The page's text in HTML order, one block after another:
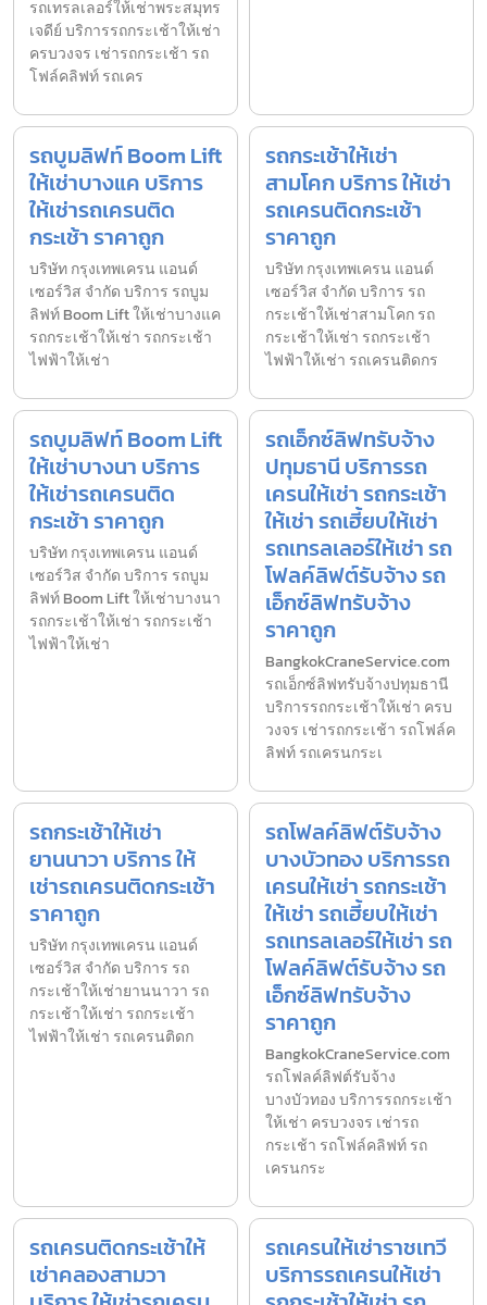
รถเทรลเลอร์ให้เช่าพระสมุทร
เจดีย์ บริการรถกระเช้าให้เช่า
ครบวงจร เช่ารถกระเช้า รถ
โฟล์คลิฟท์ รถเคร
รถบูมลิฟท์ Boom Lift
ให้เช่าบางแค บริการ
ให้เช่ารถเครนติด
กระเช้า ราคาถูก
บริษัท กรุงเทพเครน แอนด์
เซอร์วิส จำกัด บริการ รถบูม
ลิฟท์ Boom Lift ให้เช่าบางแค
รถกระเช้าให้เช่า รถกระเช้า
ไฟฟ้าให้เช่า
รถกระเช้าให้เช่า
สามโคก บริการ ให้เช่า
รถเครนติดกระเช้า
ราคาถูก
บริษัท กรุงเทพเครน แอนด์
เซอร์วิส จำกัด บริการ รถ
กระเช้าให้เช่าสามโคก รถ
กระเช้าให้เช่า รถกระเช้า
ไฟฟ้าให้เช่า รถเครนติดกร
รถบูมลิฟท์ Boom Lift
ให้เช่าบางนา บริการ
ให้เช่ารถเครนติด
กระเช้า ราคาถูก
บริษัท กรุงเทพเครน แอนด์
เซอร์วิส จำกัด บริการ รถบูม
ลิฟท์ Boom Lift ให้เช่าบางนา
รถกระเช้าให้เช่า รถกระเช้า
ไฟฟ้าให้เช่า
รถเอ็กซ์ลิฟทรับจ้าง
ปทุมธานี บริการรถ
เครนให้เช่า รถกระเช้า
ให้เช่า รถเฮี้ยบให้เช่า
รถเทรลเลอร์ให้เช่า รถ
โฟลค์ลิฟต์รับจ้าง รถ
เอ็กซ์ลิฟทรับจ้าง
ราคาถูก
BangkokCraneService.com
รถเอ็กซ์ลิฟทรับจ้างปทุมธานี
บริการรถกระเช้าให้เช่า ครบ
วงจร เช่ารถกระเช้า รถโฟล์ค
ลิฟท์ รถเครนกระเ
รถกระเช้าให้เช่า
ยานนาวา บริการ ให้
เช่ารถเครนติดกระเช้า
ราคาถูก
บริษัท กรุงเทพเครน แอนด์
เซอร์วิส จำกัด บริการ รถ
กระเช้าให้เช่ายานนาวา รถ
กระเช้าให้เช่า รถกระเช้า
ไฟฟ้าให้เช่า รถเครนติดก
รถโฟลค์ลิฟต์รับจ้าง
บางบัวทอง บริการรถ
เครนให้เช่า รถกระเช้า
ให้เช่า รถเฮี้ยบให้เช่า
รถเทรลเลอร์ให้เช่า รถ
โฟลค์ลิฟต์รับจ้าง รถ
เอ็กซ์ลิฟทรับจ้าง
ราคาถูก
BangkokCraneService.com
รถโฟลค์ลิฟต์รับจ้าง
บางบัวทอง บริการรถกระเช้า
ให้เช่า ครบวงจร เช่ารถ
กระเช้า รถโฟล์คลิฟท์ รถ
เครนกระ
รถเครนติดกระเช้าให้
เช่าคลองสามวา
รถเครนให้เช่าราชเทวี
บริการรถเครนให้เช่า